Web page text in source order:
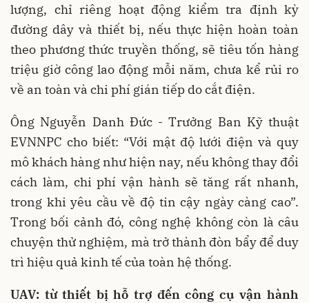
lượng, chỉ riêng hoạt động kiểm tra định kỳ
đường dây và thiết bị, nếu thực hiện hoàn toàn
theo phương thức truyền thống, sẽ tiêu tốn hàng
triệu giờ công lao động mỗi năm, chưa kể rủi ro
về an toàn và chi phí gián tiếp do cắt điện.
Ông Nguyễn Danh Đức - Trưởng Ban Kỹ thuật
EVNNPC cho biết: “Với mật độ lưới điện và quy
mô khách hàng như hiện nay, nếu không thay đổi
cách làm, chi phí vận hành sẽ tăng rất nhanh,
trong khi yêu cầu về độ tin cậy ngày càng cao”.
Trong bối cảnh đó, công nghệ không còn là câu
chuyện thử nghiệm, mà trở thành đòn bẩy để duy
trì hiệu quả kinh tế của toàn hệ thống.
UAV: từ thiết bị hỗ trợ đến công cụ vận hành